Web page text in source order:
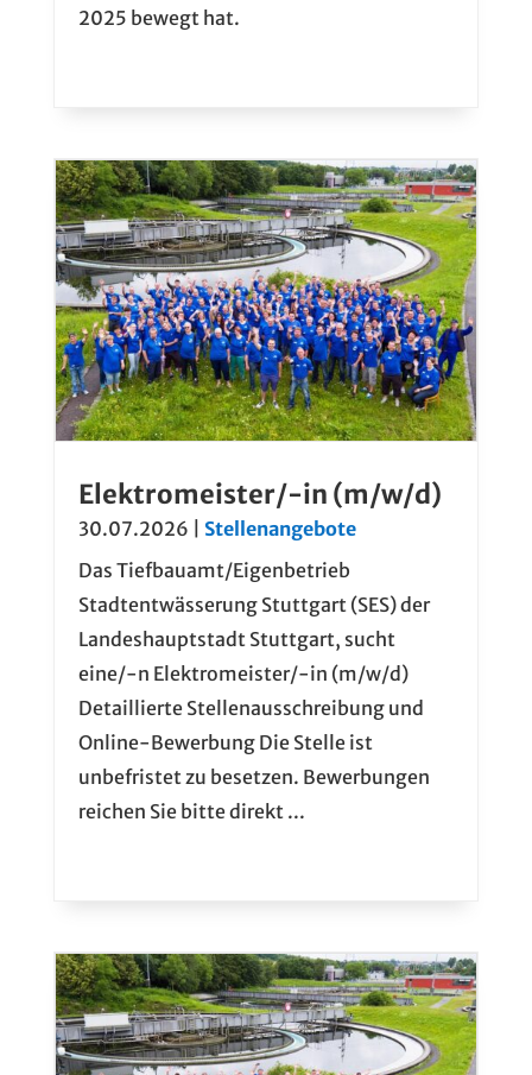
2025 bewegt hat.
Elektromeister/-in (m/w/d)
30.07.2026
Stellenangebote
Das Tiefbauamt/Eigenbetrieb
Stadtentwässerung Stuttgart (SES) der
Landeshauptstadt Stuttgart, sucht
eine/-n Elektromeister/-in (m/w/d)
Detaillierte Stellenausschreibung und
Online-Bewerbung Die Stelle ist
unbefristet zu besetzen. Bewerbungen
reichen Sie bitte direkt ...